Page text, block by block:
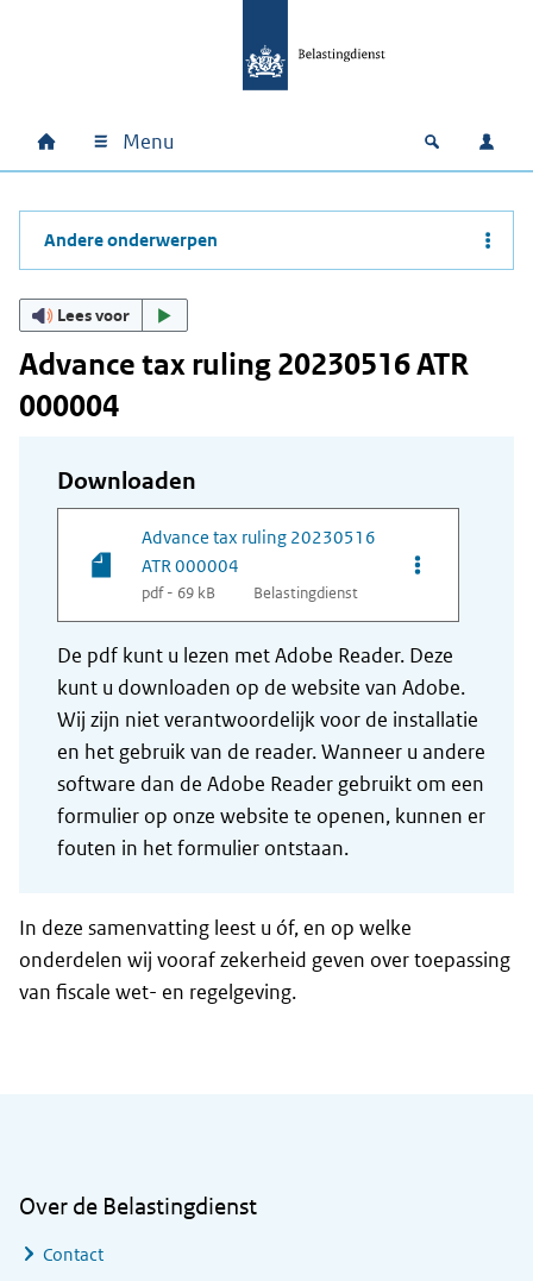
Hoofdnavigatie
Home Menu Open
Andere onderwerpen
Lees voor
Advance tax ruling 20230516 ATR
000004
Downloaden
Advance tax ruling 20230516
ATR 000004
pdf - 69 kB Belastingdienst
Opties van
De pdf kunt u lezen met Adobe Reader. Deze
kunt u downloaden op de website van Adobe.
Wij zijn niet verantwoordelijk voor de installatie
en het gebruik van de reader. Wanneer u andere
software dan de Adobe Reader gebruikt om een
formulier op onze website te openen, kunnen er
fouten in het formulier ontstaan.
In deze samenvatting leest u óf, en op welke
onderdelen wij vooraf zekerheid geven over toepassing
van fiscale wet- en regelgeving.
Over de Belastingdienst
Contact